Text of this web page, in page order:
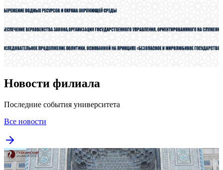
Новости филиала
Последние события университета
Все новости